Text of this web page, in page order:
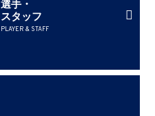
選手・
スタッフ
PLAYER & STAFF